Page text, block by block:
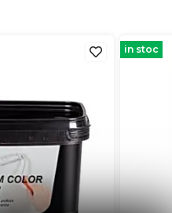
in stoc